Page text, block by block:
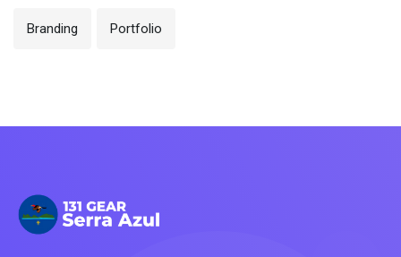
Branding Portfolio